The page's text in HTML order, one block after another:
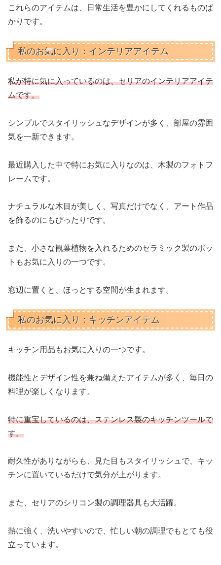
これらのアイテムは、日常生活を豊かにしてくれるものば
かりです。
私のお気に入り：インテリアアイテム
私が特に気に入っているのは、セリアのインテリアアイテ
ムです。
シンプルでスタイリッシュなデザインが多く、部屋の雰囲
気を一新できます。
最近購入した中で特にお気に入りなのは、木製のフォトフ
レームです。
ナチュラルな木目が美しく、写真だけでなく、アート作品
を飾るのにもぴったりです。
また、小さな観葉植物を入れるためのセラミック製のポッ
トもお気に入りの一つです。
窓辺に置くと、ほっとする空間が生まれます。
私のお気に入り：キッチンアイテム
キッチン用品もお気に入りの一つです。
機能性とデザイン性を兼ね備えたアイテムが多く、毎日の
料理が楽しくなります。
特に重宝しているのは、ステンレス製のキッチンツールで
す。
耐久性がありながらも、見た目もスタイリッシュで、キッ
チンに置いているだけで気分が上がります。
また、セリアのシリコン製の調理器具も大活躍。
熱に強く、洗いやすいので、忙しい朝の調理でもとても役
立っています。